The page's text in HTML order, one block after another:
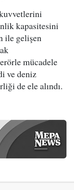
kapasitesini
ile gelişen
mücadele
ve deniz
de ele alındı.